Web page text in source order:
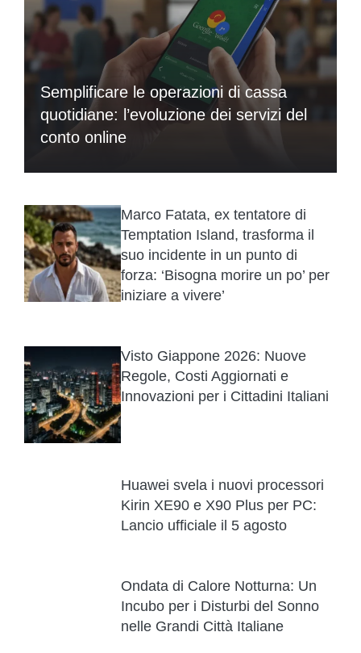
Semplificare le operazioni di cassa
quotidiane: l’evoluzione dei servizi del
conto online
Marco Fatata, ex tentatore di
Temptation Island, trasforma il
suo incidente in un punto di
forza: ‘Bisogna morire un po’ per
iniziare a vivere’
Visto Giappone 2026: Nuove
Regole, Costi Aggiornati e
Innovazioni per i Cittadini Italiani
Huawei svela i nuovi processori
Kirin XE90 e X90 Plus per PC:
Lancio ufficiale il 5 agosto
Ondata di Calore Notturna: Un
Incubo per i Disturbi del Sonno
nelle Grandi Città Italiane